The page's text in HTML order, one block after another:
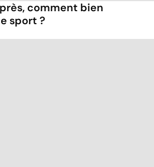
comment bien
sport ?